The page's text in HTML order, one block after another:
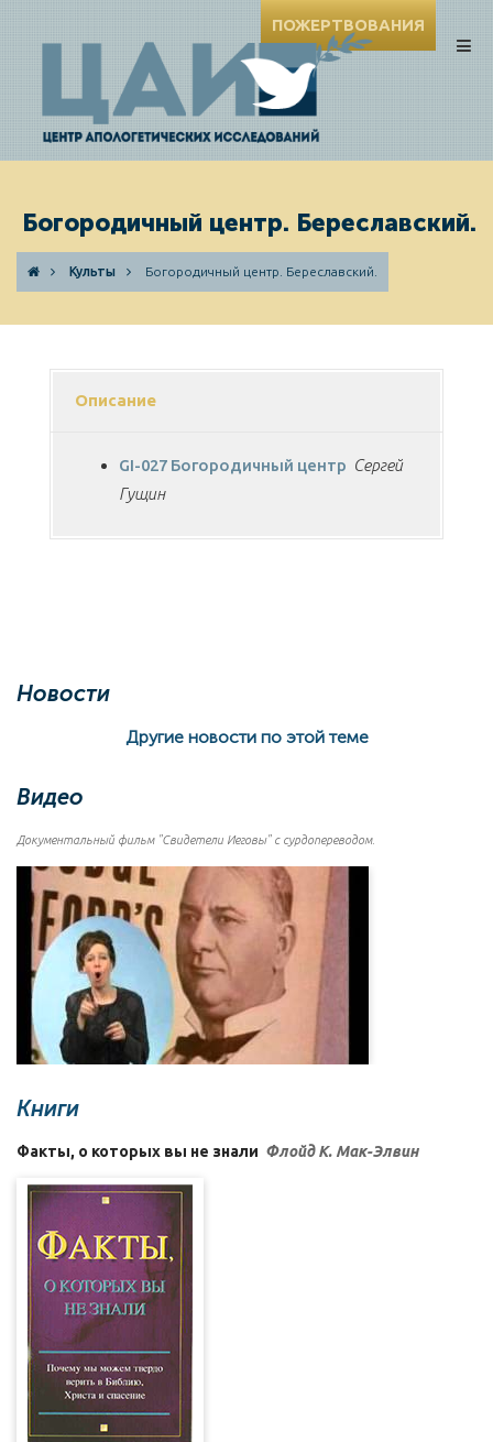
ПОЖЕРТВОВАНИЯ
Богородичный центр. Береславский.
Культы Богородичный центр. Береславский.
Описание
GI-027 Богородичный центр Сергей
Гущин
Новости
Другие новости по этой теме
Видео
Документальный фильм "Свидетели Иеговы" с сурдопереводом.
Книги
Факты, о которых вы не знали Флойд К. Мак-Элвин